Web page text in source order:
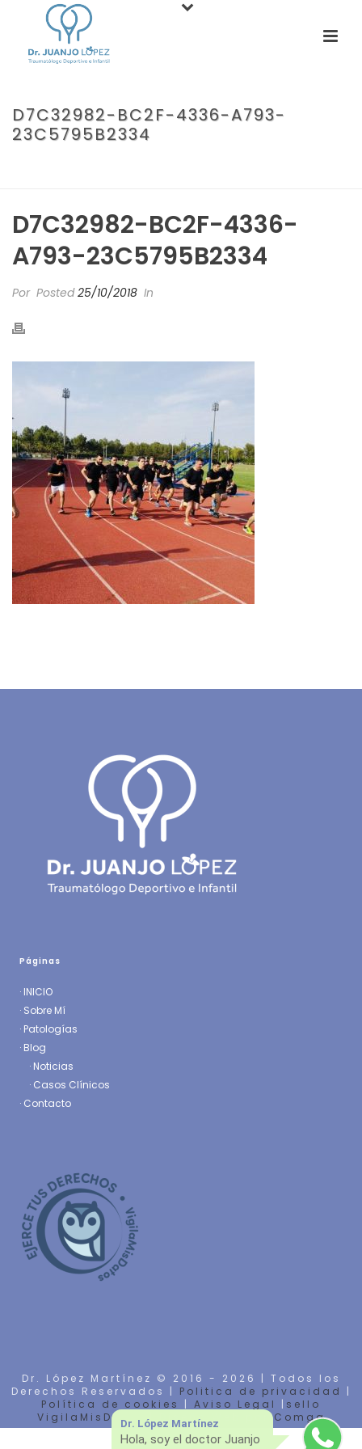
D7C32982-BC2F-4336-A793-
23C5795B2334
D7C32982-BC2F-4336-
A793-23C5795B2334
Por Posted25/10/2018 In
Páginas
· INICIO
· Sobre Mí
· Patologías
· Blog
· Noticias
· Casos Clínicos
· Contacto
Dr. López Martínez © 2016 - 2026 | Todos los
Derechos Reservados | Politica de privacidad
|
Política de cookies
| Aviso Legal | sello
VigilaMisDatos | Diseño Web porComga
Dr. López Martínez
Hola, soy el doctor Juanjo